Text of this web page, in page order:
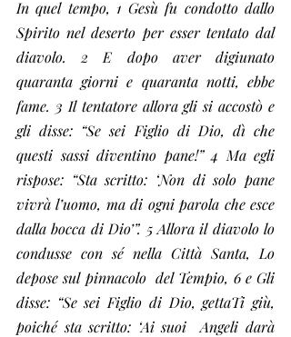
In quel tempo, 1 Gesù fu condotto dallo
Spirito nel deserto per esser tentato dal
diavolo. 2 E dopo aver digiunato
quaranta giorni e quaranta notti, ebbe
fame. 3 Il tentatore allora gli si accostò e
gli disse: “Se sei Figlio di Dio, dì che
questi sassi diventino pane!” 4 Ma egli
rispose: “Sta scritto: ‘Non di solo pane
vivrà l’uomo, ma di ogni parola che esce
dalla bocca di Dio’”. 5 Allora il diavolo lo
condusse con sé nella Città Santa, Lo
depose sul pinnacolo  del Tempio, 6 e Gli
disse: “Se sei Figlio di Dio, gettaTi giù,
poiché sta scritto: ‘Ai suoi  Angeli darà